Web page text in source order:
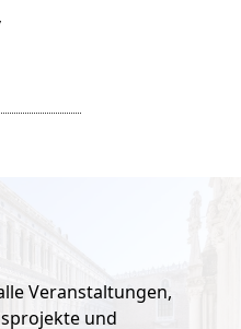
Veranstaltungen,
und